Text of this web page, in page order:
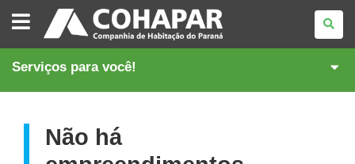
COMPANHIA
DE
HABITAÇÃO
DO
Serviços para você!
Não há